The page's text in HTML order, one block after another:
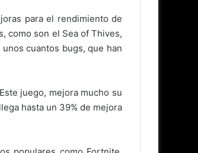
para el rendimiento de
como son el Sea of Thives,
cuantos bugs, que han
juego, mejora mucho su
hasta un 39% de mejora